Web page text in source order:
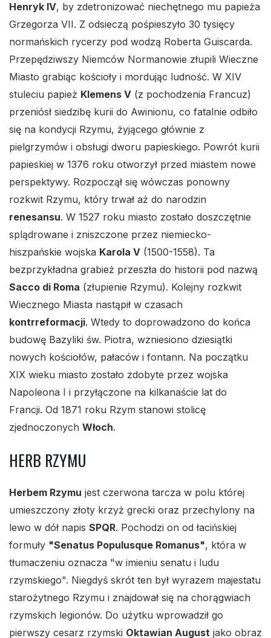
Henryk IV, by zdetronizować niechętnego mu papieża
Grzegorza VII. Z odsieczą pośpieszyło 30 tysięcy
normańskich rycerzy pod wodzą Roberta Guiscarda.
Przepędziwszy Niemców Normanowie złupili Wieczne
Miasto grabiąc kościoły i mordując ludność. W XIV
stuleciu papież Klemens V (z pochodzenia Francuz)
przeniósł siedzibę kurii do Awinionu, co fatalnie odbiło
się na kondycji Rzymu, żyjącego głównie z
pielgrzymów i obsługi dworu papieskiego. Powrót kurii
papieskiej w 1376 roku otworzył przed miastem nowe
perspektywy. Rozpoczął się wówczas ponowny
rozkwit Rzymu, który trwał aż do narodzin
renesansu. W 1527 roku miasto zostało doszczętnie
splądrowane i zniszczone przez niemiecko-
hiszpańskie wojska Karola V (1500-1558). Ta
bezprzykładna grabież przeszła do historii pod nazwą
Sacco di Roma (złupienie Rzymu). Kolejny rozkwit
Wiecznego Miasta nastąpił w czasach
kontrreformacji. Wtedy to doprowadzono do końca
budowę Bazyliki św. Piotra, wzniesiono dziesiątki
nowych kościołów, pałaców i fontann. Na początku
XIX wieku miasto zostało zdobyte przez wojska
Napoleona I i przyłączone na kilkanaście lat do
Francji. Od 1871 roku Rzym stanowi stolicę
zjednoczonych Włoch.
HERB RZYMU
Herbem Rzymu jest czerwona tarcza w polu której
umieszczony złoty krzyż grecki oraz przechylony na
lewo w dół napis SPQR. Pochodzi on od łacińskiej
formuły "Senatus Populusque Romanus", która w
tłumaczeniu oznacza "w imieniu senatu i ludu
rzymskiego". Niegdyś skrót ten był wyrazem majestatu
starożytnego Rzymu i znajdował się na chorągwiach
rzymskich legionów. Do użytku wprowadził go
pierwszy cesarz rzymski Oktawian August jako obraz